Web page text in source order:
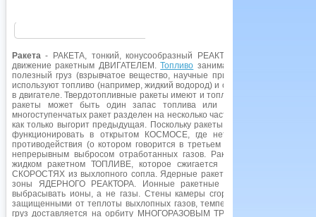
Ракета - РАКЕТА, тонкий, конусообразный РЕАКТИВНЫЙ СНАРЯД
движение ракетным ДВИГАТЕЛЕМ.Топливо занимает более половины
полезный груз (взрывчатое вещество, научные приборы или
используют топливо (например, жидкий водород) и окислитель (обычно
в двигателе. Твердотопливные ракеты имеют и топливо, и окислитель
ракеты может быть один запас топлива или несколько,
многоступенчатых ракет разделен на несколько частей, одного, каждая
как только выгорит предыдущая. Поскольку ракеты несут собственный
функционировать в открытом КОСМОСЕ, где нет атмосферы. Они
противодействия (о котором говорится в третьем ЗАКОНЕ ДВИЖЕНИЯ
непрерывным выбросом отработанных газов. Ракеты с химическими
жидком ракетном ТОПЛИВЕ, которое сжигается в камере
СКОРОСТЯХ из выхлопного сопла. Ядерные ракетные двигатели
зоны ЯДЕРНОГО РЕАКТОРА. Ионные ракетные двигатели
выбрасывать ионы, а не газы. Стены камеры сгорания у выхлопного
защищенными от теплоты выхлопных газов, температура которых
груз доставляется на орбиту МНОГОРАЗОВЫМ ТРАНСПОРТНЫМ